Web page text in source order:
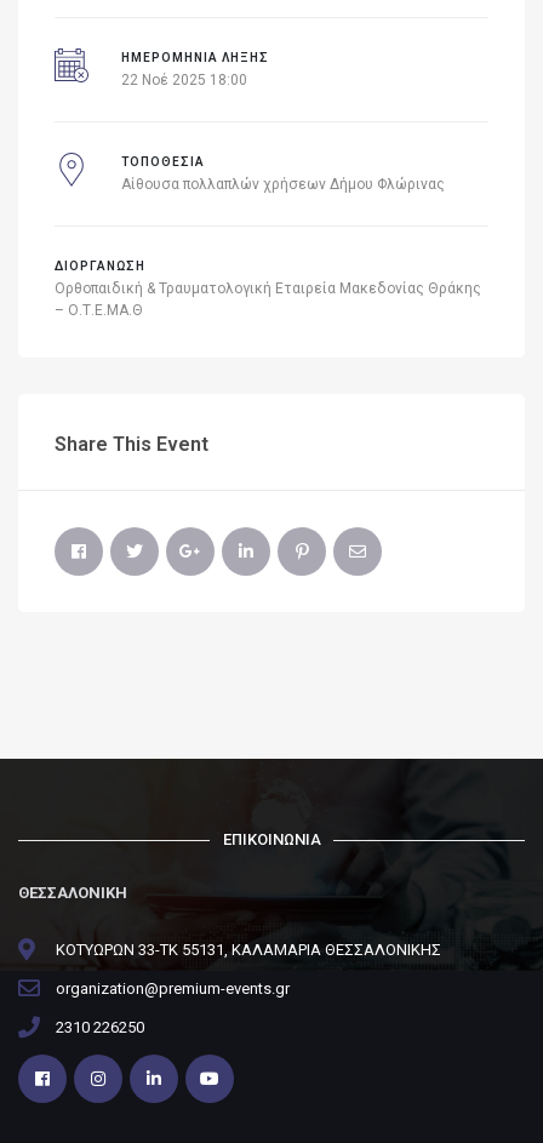
ΗΜΕΡΟΜΗΝΙΑ ΛΗΞΗΣ
22 Νοέ 2025 18:00
ΤΟΠΟΘΕΣΙΑ
Αίθουσα πολλαπλών χρήσεων Δήμου Φλώρινας
ΔΙΟΡΓΑΝΩΣΗ
Ορθοπαιδική & Τραυματολογική Εταιρεία Μακεδονίας Θράκης
– Ο.Τ.Ε.ΜΑ.Θ
Share This Event
ΕΠΙΚΟΙΝΩΝΙΑ
ΘΕΣΣΑΛΟΝΙΚΗ
ΚΟΤΥΩΡΩΝ 33-ΤΚ 55131, ΚΑΛΑΜΑΡΙΑ ΘΕΣΣΑΛΟΝΙΚΗΣ
organization@premium-events.gr
2310 226250